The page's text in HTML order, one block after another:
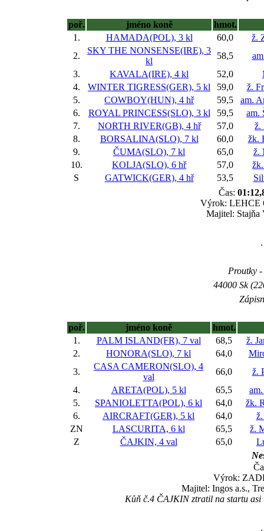
poř. jméno koně
hmot.
1.
HAMADA(POL), 3 kl 60,0
ž.
2.
SKY THE NONSENSE(IRE), 3
kl
58,5
3.
KAVALA(IRE), 4 kl 52,0
4.
WINTER TIGRESS(GER), 5 kl 59,0
ž.
5.
COWBOY(HUN), 4 hř 59,5
am.
6.
ROYAL PRINCESS(SLO), 3 kl 59,5
am.
7.
NORTH RIVER(GB), 4 hř 57,0
ž.
8.
BORSALINA(SLO), 7 kl 60,0
žk.
9.
ČUMA(SLO), 7 kl 65,0
ž.
10.
KOLJA(SLO), 6 hř 57,0
S
GATWICK(GER), 4 hř 53,5
Čas:
Výrok: LEHCE
Majitel: Stajňa
Proutky
44000 Sk
poř. jméno koně
hmot.
1.
PALM ISLAND(FR), 7 val 68,5
ž.
2.
HONORA(SLO), 7 kl 64,0
3.
CASA CAMERON(SLO), 4
val
66,0
ž.
4.
ARETA(POL), 5 kl 65,5
5.
SPANIOLETTA(POL), 6 kl 64,0
žk.
6.
AIRCRAFT(GER), 5 kl 64,0
ZN
LASCURITA, 6 kl 65,5
ž.
Z
ČAJKIN, 4 val 65,0
Výrok:
Majitel: Ingos a.s.,
Kůň č.4 ČAJKIN ztratil na startu